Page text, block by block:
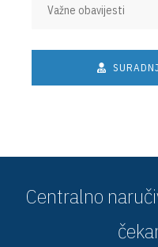
Važne obavijesti
Centralno